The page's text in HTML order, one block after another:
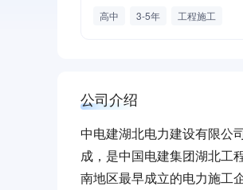
高中 3-5年 工程施工
公司介绍
中电建湖北电力建设有限公
成，是中国电建集团湖北工
南地区最早成立的电力施工